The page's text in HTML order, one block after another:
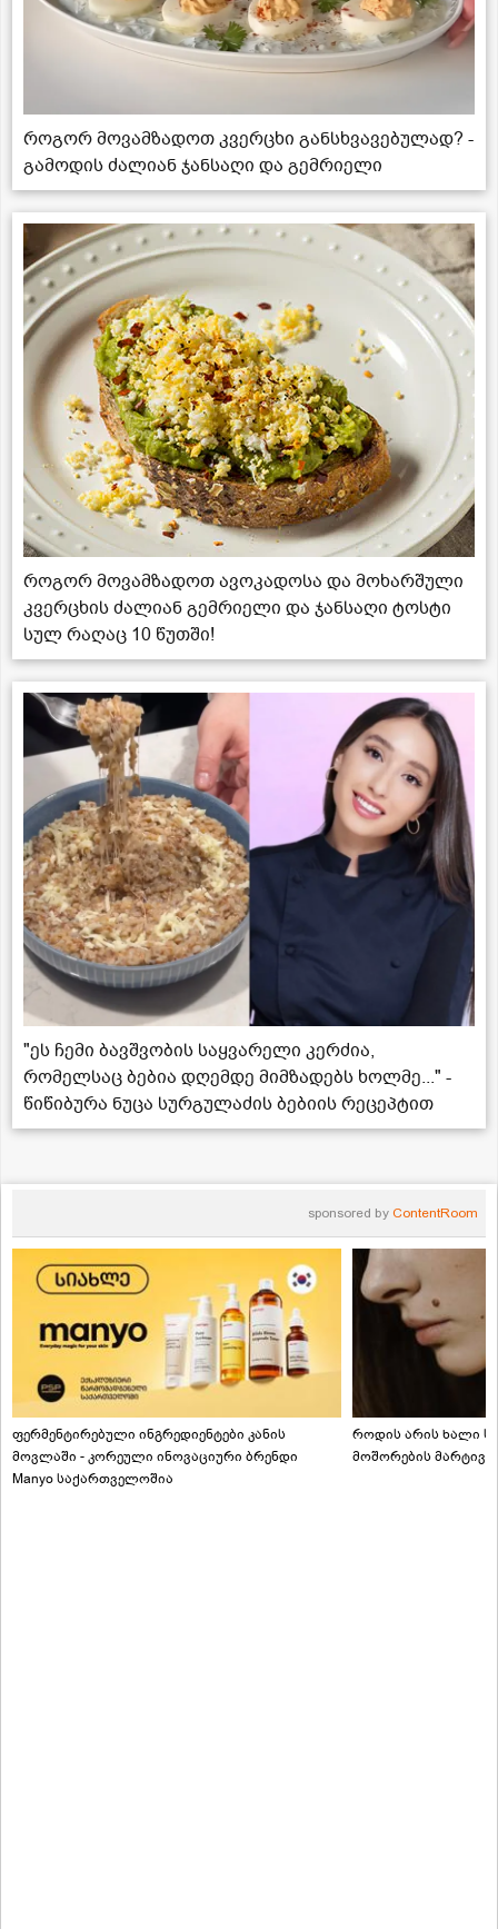
როგორ მოვამზადოთ კვერცხი განსხვავებულად? -
გამოდის ძალიან ჯანსაღი და გემრიელი
როგორ მოვამზადოთ ავოკადოსა და მოხარშული
კვერცხის ძალიან გემრიელი და ჯანსაღი ტოსტი
სულ რაღაც 10 წუთში!
"ეს ჩემი ბავშვობის საყვარელი კერძია,
რომელსაც ბებია დღემდე მიმზადებს ხოლმე..." -
წიწიბურა ნუცა სურგულაძის ბებიის რეცეპტით
sponsored by ContentRoom
ფერმენტირებული ინგრედიენტები კანის
მოვლაში - კორეული ინოვაციური ბრენდი
Manyo საქართველოშია
როდის არის ხალი
მოშორების